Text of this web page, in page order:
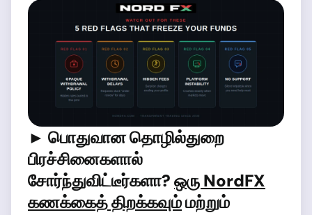
► பொதுவான தொழில்துறை
பிரச்சினைகளால்
சோர்ந்துவிட்டீர்களா?ஒரு NordFX
கணக்கைத் திறக்கவும்மற்றும்